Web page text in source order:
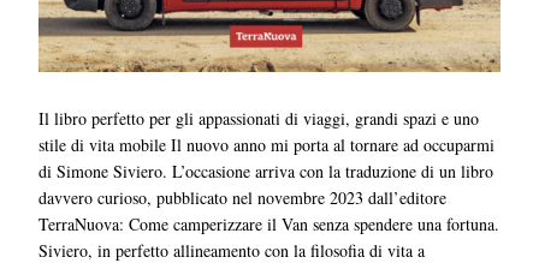
Il libro perfetto per gli appassionati di viaggi, grandi spazi e uno
stile di vita mobile Il nuovo anno mi porta al tornare ad occuparmi
di Simone Siviero. L’occasione arriva con la traduzione di un libro
davvero curioso, pubblicato nel novembre 2023 dall’editore
TerraNuova: Come camperizzare il Van senza spendere una fortuna.
Siviero, in perfetto allineamento con la filosofia di vita a